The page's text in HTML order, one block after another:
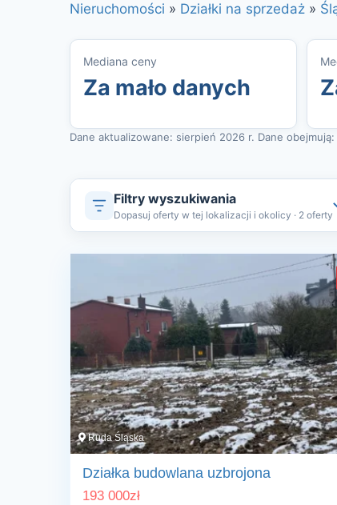
Nieruchomości » Działki na sprzedaż »
Mediana ceny
Za mało danych
Dane aktualizowane: sierpień 2026 r. Dane
Filtry wyszukiwania
Dopasuj oferty w tej lokalizacji i okolicy · 2 oferty
Ruda Śląska
Działka budowlana uzbrojona
193 000zł